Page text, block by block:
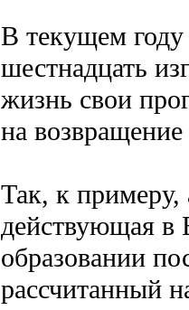
В текущем году
шестнадцать
жизнь свои
на
Так, к примеру,
действующая в
образовании
рассчитанный